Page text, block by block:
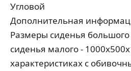
Угловой
Дополнительная
Размеры сиденья
сиденья малого -
характеристиках с